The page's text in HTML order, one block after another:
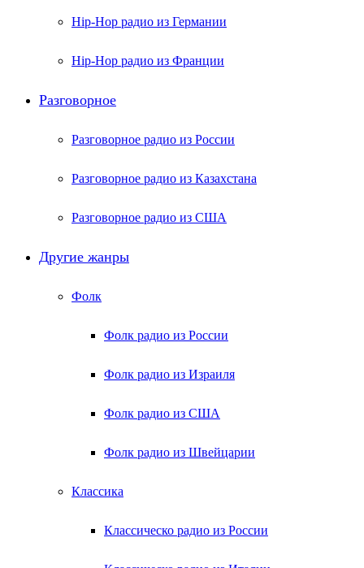
Hip-Hop радио из Германии
Hip-Hop радио из Франции
Разговорное
Разговорное радио из России
Разговорное радио из Казахстана
Разговорное радио из США
Другие жанры
Фолк
Фолк радио из России
Фолк радио из Израиля
Фолк радио из США
Фолк радио из Швейцарии
Классика
Классическо радио из России